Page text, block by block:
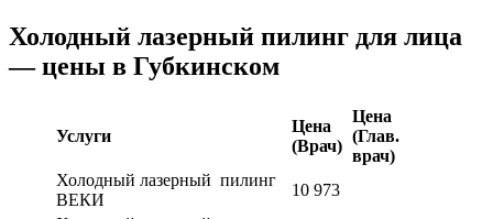
Холодный лазерный пилинг для лица
— цены в Губкинском
Услуги
Цена
(Врач)
Цена
(Глав.
врач)
Холодный лазерный пилинг
ВЕКИ
10 973